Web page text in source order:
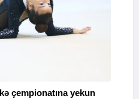
çempionatına yekun